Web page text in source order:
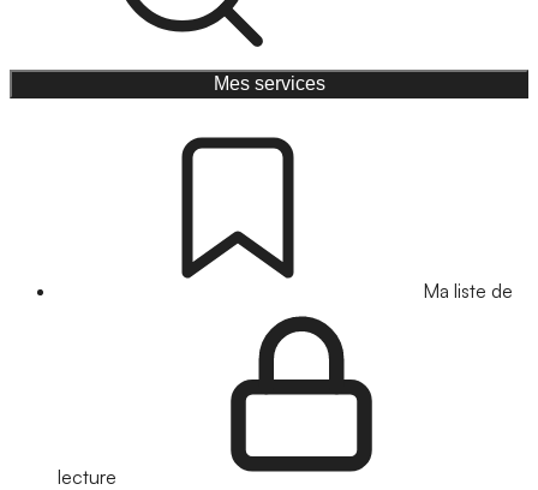
Mes services
Ma liste de
lecture